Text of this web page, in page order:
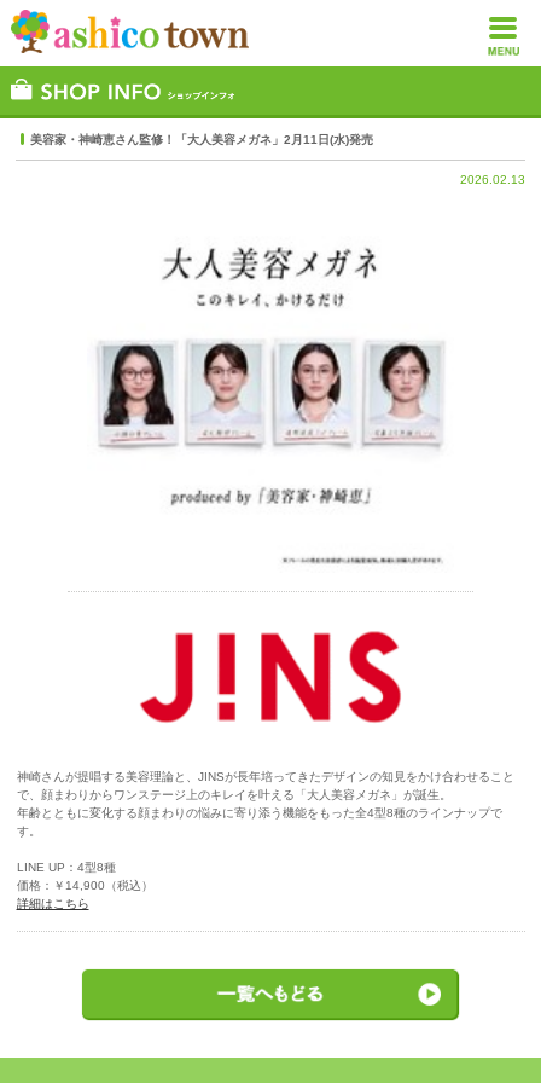
美容家・神崎恵さん監修！「大人美容メガネ」2月11日(水)発売
2026.02.13
神崎さんが提唱する美容理論と、JINSが長年培ってきたデザインの知見をかけ合わせること
で、顔まわりからワンステージ上のキレイを叶える「大人美容メガネ」が誕生。
年齢とともに変化する顔まわりの悩みに寄り添う機能をもった全4型8種のラインナップで
す。
LINE UP：4型8種
価格：￥14,900（税込）
詳細はこちら